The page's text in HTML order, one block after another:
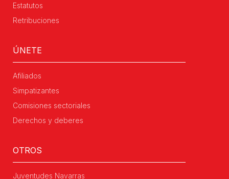
Estatutos
Retribuciones
ÚNETE
Afiliados
Simpatizantes
Comisiones sectoriales
Derechos y deberes
OTROS
Juventudes Navarras